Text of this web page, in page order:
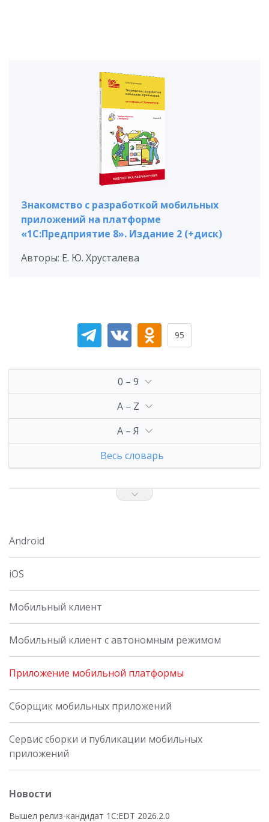
Знакомство с разработкой мобильных
приложений на платформе
«1С:Предприятие 8». Издание 2 (+диск)
Авторы: Е. Ю. Хрусталева
95
0 – 9
A – Z
А – Я
Весь словарь
Android
iOS
Мобильный клиент
Мобильный клиент с автономным режимом
Приложение мобильной платформы
Сборщик мобильных приложений
Сервис сборки и публикации мобильных
приложений
Новости
Вышел релиз-кандидат 1C:EDT 2026.2.0